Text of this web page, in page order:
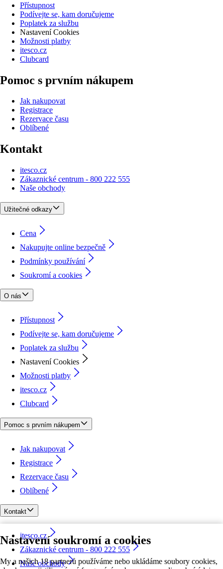
Nastavení soukromí a cookies
My a našich 18 partnerů používáme nebo ukládáme soubory cookies,
Přístupnost
Podívejte se, kam doručujeme
Poplatek za službu
Nastavení Cookies
Možnosti platby
itesco.cz
Clubcard
Pomoc s prvním nákupem
Jak nakupovat
Registrace
Rezervace času
Oblíbené
Kontakt
itesco.cz
Zákaznické centrum - 800 222 555
Naše obchody
Užitečné odkazy
Cena
Nakupujte online bezpečně
Podmínky používání
Soukromí a cookies
O nás
Přístupnost
Podívejte se, kam doručujeme
Poplatek za službu
Nastavení Cookies
Možnosti platby
itesco.cz
Clubcard
Pomoc s prvním nákupem
Jak nakupovat
Registrace
Rezervace času
Oblíbené
Kontakt
itesco.cz
Zákaznické centrum - 800 222 555
Naše obchody